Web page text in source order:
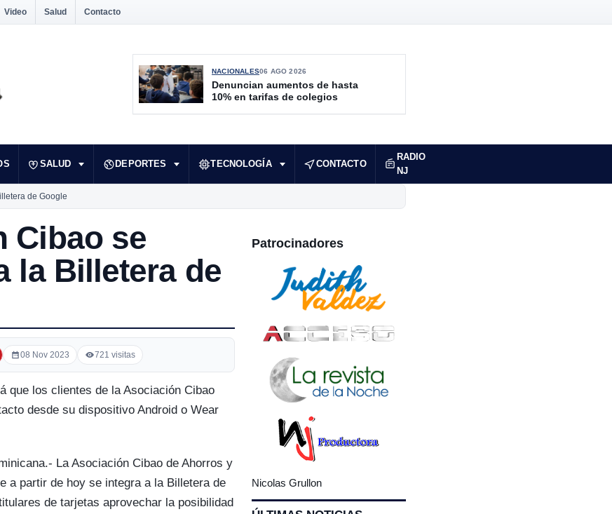
Video Salud Contacto
NACIONALES06 AGO 2026
Denuncian aumentos de hasta
10% en tarifas de colegios
SALUD DEPORTES TECNOLOGÍA CONTACTO
RADIO
NJ
de Google
Cibao se
la Billetera de
08 Nov 2023 721 visitas
que los clientes de la Asociación Cibao
desde su dispositivo Android o Wear
La Asociación Cibao de Ahorros y
a partir de hoy se integra a la Billetera de
de tarjetas aprovechar la posibilidad
Patrocinadores
Nicolas Grullon